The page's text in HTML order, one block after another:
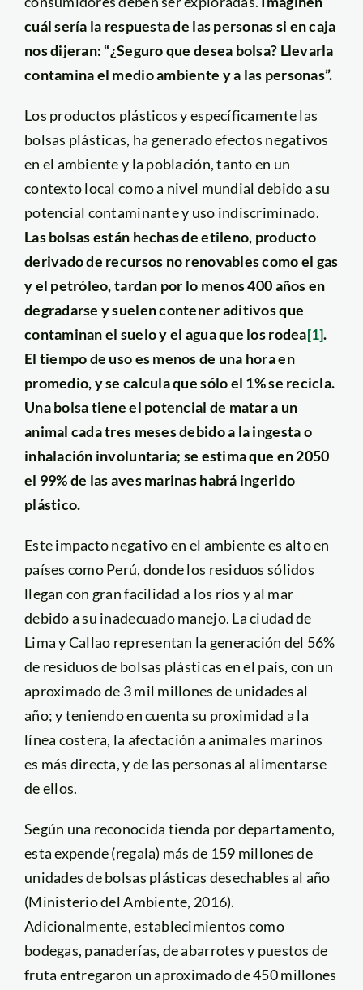
cuál sería la respuesta de las personas si en caja
nos dijeran: “¿Seguro que desea bolsa? Llevarla
contamina el medio ambiente y a las personas”.
Los productos plásticos y específicamente las
bolsas plásticas, ha generado efectos negativos
en el ambiente y la población, tanto en un
contexto local como a nivel mundial debido a su
potencial contaminante y uso indiscriminado.
Las bolsas están hechas de etileno, producto
derivado de recursos no renovables como el gas
y el petróleo, tardan por lo menos 400 años en
degradarse y suelen contener aditivos que
contaminan el suelo y el agua que los rodea[1].
El tiempo de uso es menos de una hora en
promedio, y se calcula que sólo el 1% se recicla.
Una bolsa tiene el potencial de matar a un
animal cada tres meses debido a la ingesta o
inhalación involuntaria; se estima que en 2050
el 99% de las aves marinas habrá ingerido
plástico.
Este impacto negativo en el ambiente es alto en
países como Perú, donde los residuos sólidos
llegan con gran facilidad a los ríos y al mar
debido a su inadecuado manejo. La ciudad de
Lima y Callao representan la generación del 56%
de residuos de bolsas plásticas en el país, con un
aproximado de 3 mil millones de unidades al
año; y teniendo en cuenta su proximidad a la
línea costera, la afectación a animales marinos
es más directa, y de las personas al alimentarse
de ellos.
Según una reconocida tienda por departamento,
esta expende (regala) más de 159 millones de
unidades de bolsas plásticas desechables al año
(Ministerio del Ambiente, 2016).
Adicionalmente, establecimientos como
bodegas, panaderías, de abarrotes y puestos de
fruta entregaron un aproximado de 450 millones